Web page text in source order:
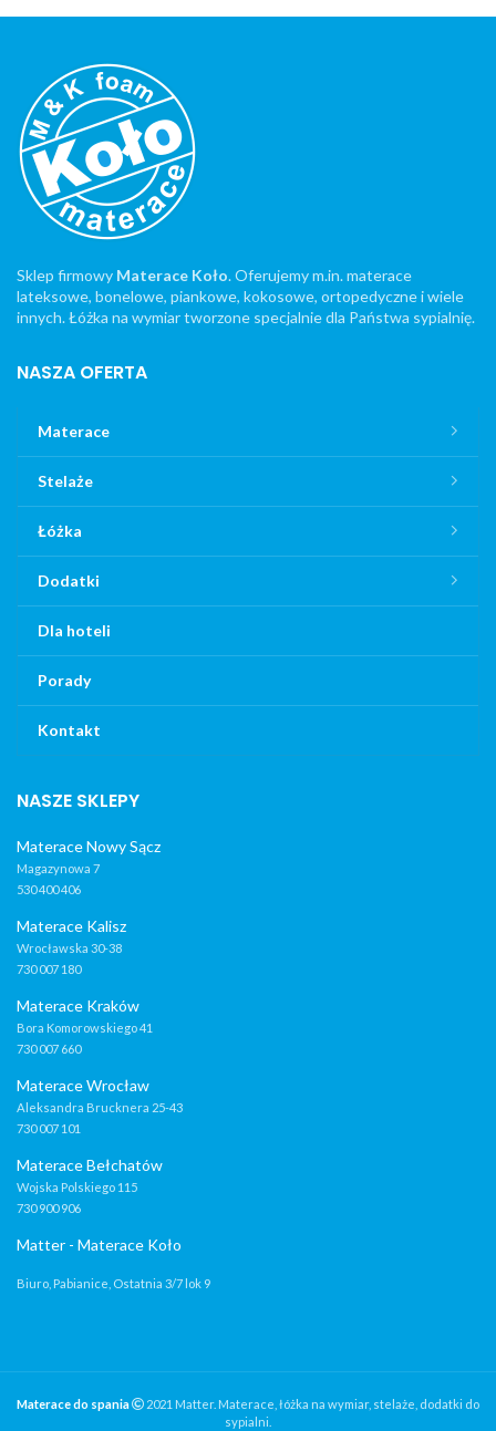
Sklep firmowy Materace Koło. Oferujemy m.in. materace
lateksowe, bonelowe, piankowe, kokosowe, ortopedyczne i wiele
innych. Łóżka na wymiar tworzone specjalnie dla Państwa sypialnię.
NASZA OFERTA
Materace
Stelaże
Łóżka
Dodatki
Dla hoteli
Porady
Kontakt
NASZE SKLEPY
Materace Nowy Sącz
Magazynowa 7
530 400 406
Materace Kalisz
Wrocławska 30-38
730 007 180
Materace Kraków
Bora Komorowskiego 41
730 007 660
Materace Wrocław
Aleksandra Brucknera 25-43
730 007 101
Materace Bełchatów
Wojska Polskiego 115
730 900 906
Matter - Materace Koło
Biuro, Pabianice, Ostatnia 3/7 lok 9
Materace do spania
2021 Matter. Materace, łóżka na wymiar, stelaże, dodatki do
sypialni.